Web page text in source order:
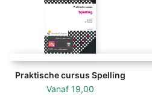
toegevoegd. Hierin zijn de
een rijtje gezet die kinderen
geschetst in TARSP
beslaan de periode van vier
de Fasen 7-10.
Praktische cursus Spelling
Vanaf 19,00